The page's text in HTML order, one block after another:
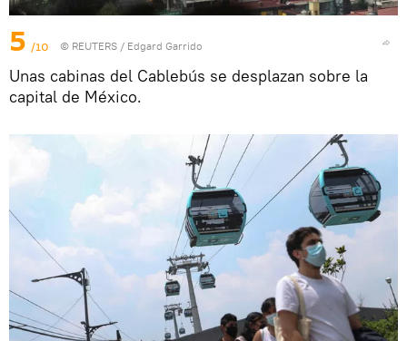
5 /10 © REUTERS / Edgard Garrido
Unas cabinas del Cablebús se desplazan sobre la
capital de México.